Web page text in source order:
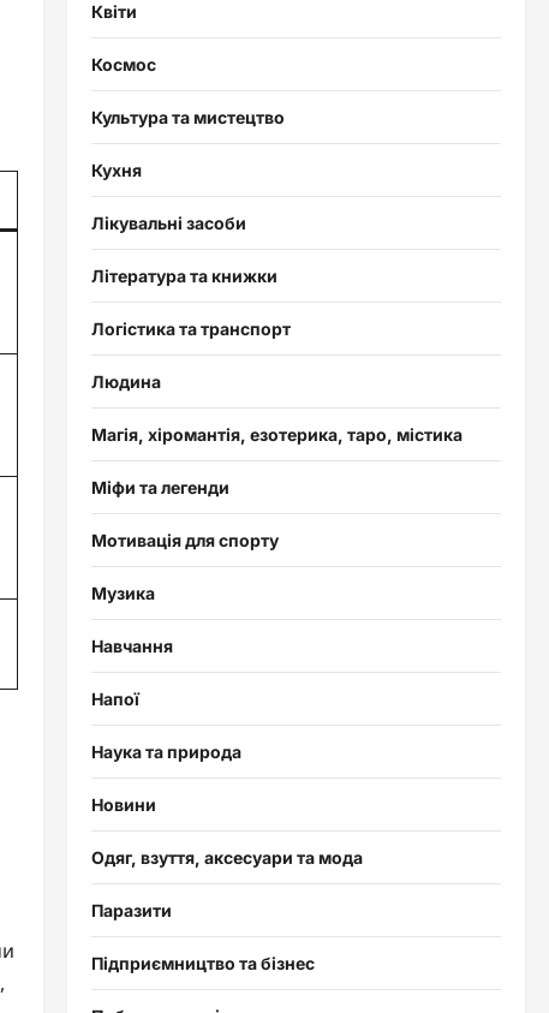
Квіти
Космос
Культура та мистецтво
Кухня
Лікувальні засоби
Література та книжки
Логістика та транспорт
Людина
Магія, хіромантія, езотерика, таро, містика
Міфи та легенди
Мотивація для спорту
Музика
Навчання
Напої
Наука та природа
Новини
Одяг, взуття, аксесуари та мода
Паразити
Підприємництво та бізнес